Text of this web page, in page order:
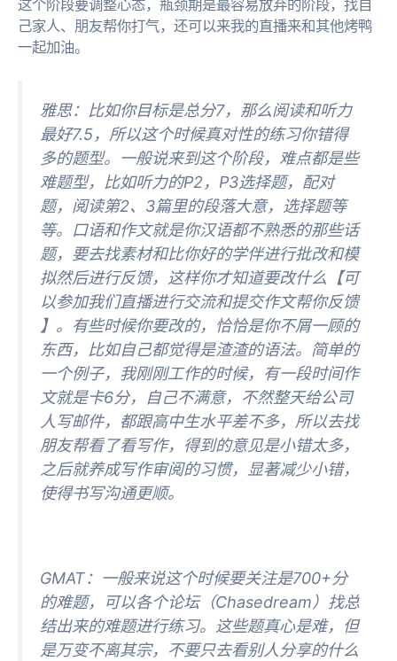
这个阶段要调整心态，瓶颈期是最容易放弃的阶段，找自
己家人、朋友帮你打气，还可以来我的直播来和其他烤鸭
一起加油。
雅思：比如你目标是总分7，那么阅读和听力
最好7.5，所以这个时候真对性的练习你错得
多的题型。一般说来到这个阶段，难点都是些
难题型，比如听力的P2，P3选择题，配对
题，阅读第2、3篇里的段落大意，选择题等
等。口语和作文就是你汉语都不熟悉的那些话
题，要去找素材和比你好的学伴进行批改和模
拟然后进行反馈，这样你才知道要改什么【可
以参加我们直播进行交流和提交作文帮你反馈
】。有些时候你要改的，恰恰是你不屑一顾的
东西，比如自己都觉得是渣渣的语法。简单的
一个例子，我刚刚工作的时候，有一段时间作
文就是卡6分，自己不满意，不然整天给公司
人写邮件，都跟高中生水平差不多，所以去找
朋友帮看了看写作，得到的意见是小错太多，
之后就养成写作审阅的习惯，显著减少小错，
使得书写沟通更顺。
GMAT：一般来说这个时候要关注是700+分
的难题，可以各个论坛（Chasedream）找总
结出来的难题进行练习。这些题真心是难，但
是万变不离其宗，不要只去看别人分享的什么